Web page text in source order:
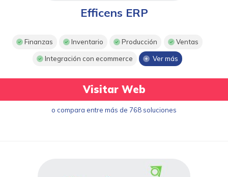
Efficens ERP
Finanzas Inventario Producción Ventas
Integración con ecommerce Ver más
Visitar Web
o compara entre más de 768 soluciones